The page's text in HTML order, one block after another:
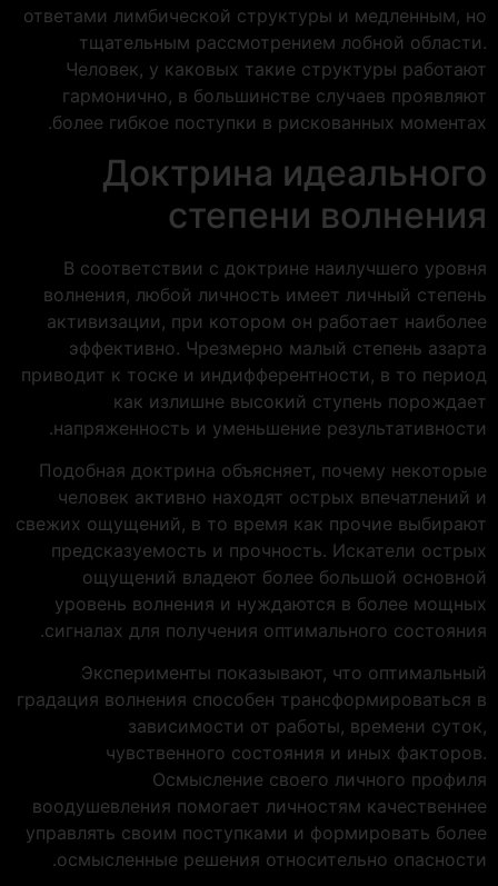
ответами лимбической структуры и медленным, но
тщательным рассмотрением лобной области.
Человек, у каковых такие структуры работают
гармонично, в большинстве случаев проявляют
более гибкое поступки в рискованных моментах.
Доктрина идеального
степени волнения
В соответствии с доктрине наилучшего уровня
волнения, любой личность имеет личный степень
активизации, при котором он работает наиболее
эффективно. Чрезмерно малый степень азарта
приводит к тоске и индифферентности, в то период
как излишне высокий ступень порождает
напряженность и уменьшение результативности.
Подобная доктрина объясняет, почему некоторые
человек активно находят острых впечатлений и
свежих ощущений, в то время как прочие выбирают
предсказуемость и прочность. Искатели острых
ощущений владеют более большой основной
уровень волнения и нуждаются в более мощных
сигналах для получения оптимального состояния.
Эксперименты показывают, что оптимальный
градация волнения способен трансформироваться в
зависимости от работы, времени суток,
чувственного состояния и иных факторов.
Осмысление своего личного профиля
воодушевления помогает личностям качественнее
управлять своим поступками и формировать более
осмысленные решения относительно опасности.